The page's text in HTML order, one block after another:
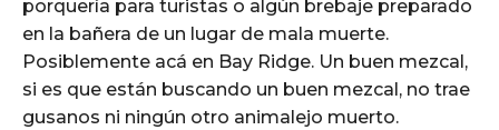
porquería para turistas o algún brebaje preparado
en la bañera de un lugar de mala muerte.
Posiblemente acá en Bay Ridge. Un buen mezcal,
si es que están buscando un buen mezcal, no trae
gusanos ni ningún otro animalejo muerto.